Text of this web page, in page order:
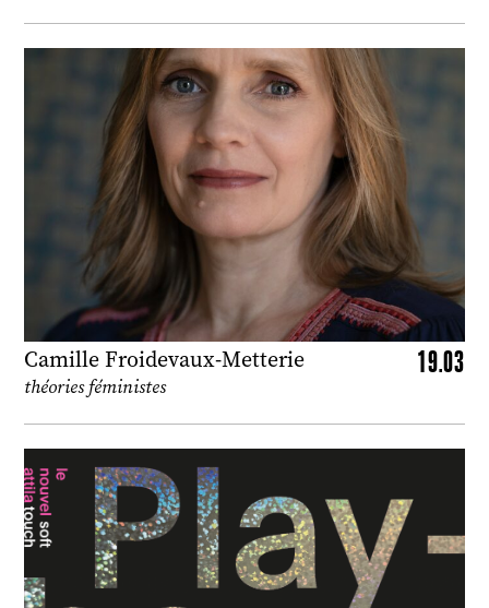
Camille Froidevaux-Metterie 19.03
théories féministes